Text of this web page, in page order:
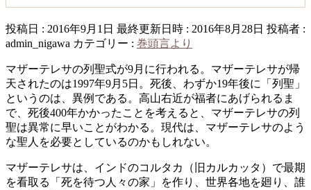
投稿日 : 2016年9月1日 最終更新日時 : 2016年8月28日 投稿者 :
admin_nigawa カテゴリー : 巻頭言より
マザーテレサの列聖式が9月に行われる。マザーテレサが帰
天されたのは1997年9月5日。死後、わずか19年後に「列聖」
というのは、異例である。高山右近が福者にあげられるま
で、死後400年かかったことを考えると、マザーテレサの列
聖は異常に早いことがわかる。現代は、マザーテレサのよう
な聖人を必要としているのかもしれない。
マザーテレサは、インドのコルタカ（旧カルカッタ）で最期
を看取る「死を待つ人々の家」を作り、世界各地を廻り、誰